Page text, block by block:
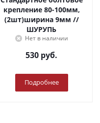
крепление 80-100мм,
(2шт)ширина 9мм //
ШУРУПЬ
Нет в наличии
530 руб.
Подробнее